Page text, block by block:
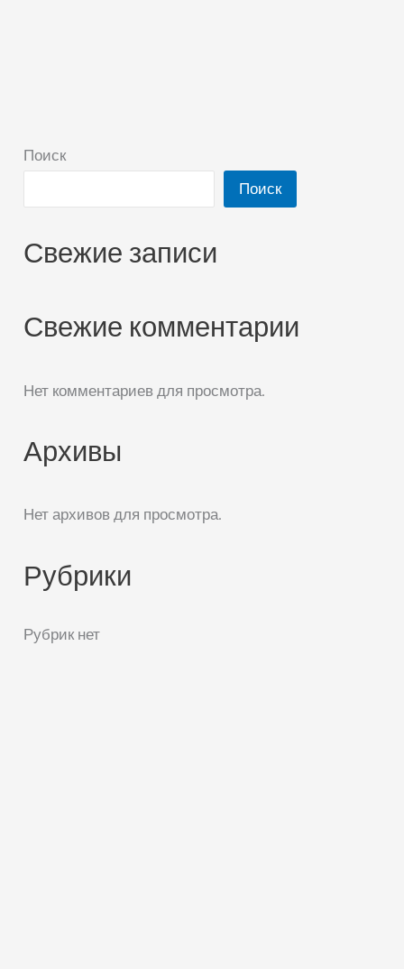
Поиск
Поиск
Свежие записи
Свежие комментарии
Нет комментариев для просмотра.
Архивы
Нет архивов для просмотра.
Рубрики
Рубрик нет